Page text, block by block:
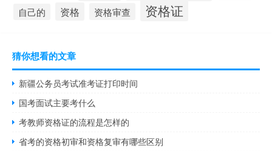
自己的 资格 资格审查 资格证
猜你想看的文章
新疆公务员考试准考证打印时间
国考面试主要考什么
考教师资格证的流程是怎样的
省考的资格初审和资格复审有哪些区别